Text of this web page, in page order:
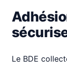
Le BDE